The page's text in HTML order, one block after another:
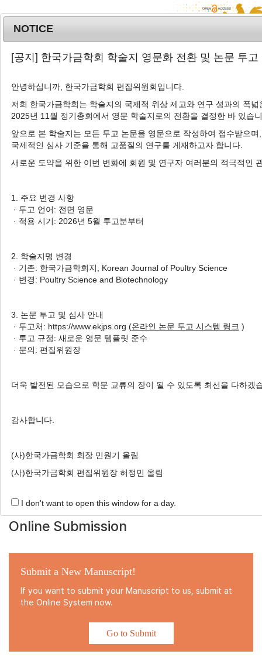
T
o
e
n
a
MENU
Advanced Search List
Author: Jihye Lee
1 Articles are founded.
Welfare Indicators of Hens in
Welfare Rearing Facilities during
동물복지 산란계의 생산성, 계란
품질 및 복지지표 차이에 관한 연구
Hee-Jin Kim , Woo-Do Lee
김희진, 이우도, 김현수, 손지선, 홍의철, 이지혜, 강환구, 변승준
https://doi.org/10.5536/KJPS.2024.51.4.187
Online Submission
Submit a New Manuscript!
If you want to submit your Manuscript to us, submit at
the Online System now.
Go to Submit
NOTICE
[공지] 한국가금학회 학술지 영문화 전환 및 논문 투고
안녕하십니까, 한국가금학회 편집위원회입니다.
저희 한국가금학회는 학술지의 국제적 위상 제고와 연구 성과의 폭넓
2025년 11월 정기총회에서 영문 학술지로의 전환을 결정한 바 있습
앞으로 본 학술지는 모든 투고 논문을 영문으로 작성하여 접수받으며,
국제적인 심사 기준을 통해 고품질의 연구를 게재하고자 합니다.
새로운 도약을 위한 이번 변화에 회원 및 연구자 여러분의 적극적인
1. 주요 변경 사항
· 투고 언어: 전면 영문
· 적용 시기: 2026년 5월 투고분부터
2. 학술지명 변경
· 기존: 한국가금학회지, Korean Journal of Poultry Science
· 변경: Poultry Science and Biotechnology
3. 논문 투고 및 심사 안내
· 투고처: https://www.ekjps.org (온라인 논문 투고 시스템 링크 )
· 투고 규정: 새로운 영문 템플릿 준수
· 문의: 편집위원장
더욱 발전된 모습으로 학문 교류의 장이 될 수 있도록 최선을 다하겠
감사합니다.
(사)한국가금학회 회장 민원기 올림
(사)한국가금학회 편집위원장 허정민 올림
I don't want to open this window for a day.